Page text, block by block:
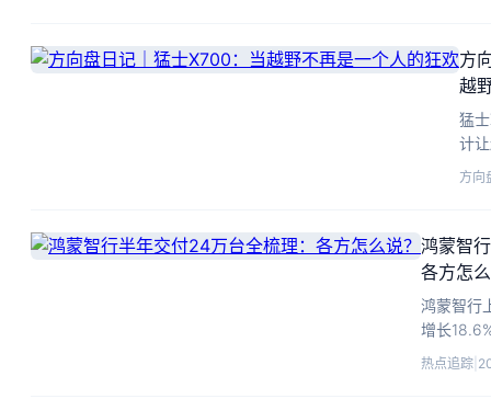
方
越
猛
计
舒
方向
鸿蒙智
各方怎
鸿蒙智行
增长
但媒体指
热点追踪